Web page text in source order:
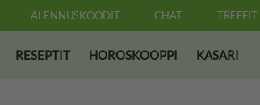
ALENNUSKOODIT CHAT TREFFIT
RESEPTIT HOROSKOOPPI KASARI